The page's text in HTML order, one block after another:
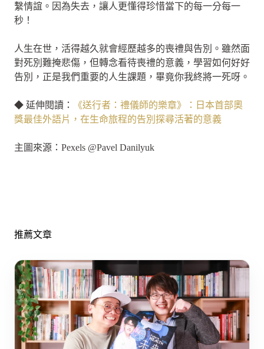
繫情誼。因為失去，讓人更懂得珍惜當下的每一分每一
秒！
人生在世，活得越久就會經歷越多的喪禮與告別。雖然面
對死別難掩悲傷，但轉念看待喪禮的意義，學習如何好好
告別，正是我們重要的人生課題，畢竟你我終將一死呀。
◆ 延伸閱讀：
《送行者：禮儀師的樂章》：日本首部奧
獎最佳外語片，在生命旅程的告別探尋活著的意義
主圖來源：Pexels @Pavel Danilyuk
推薦文章